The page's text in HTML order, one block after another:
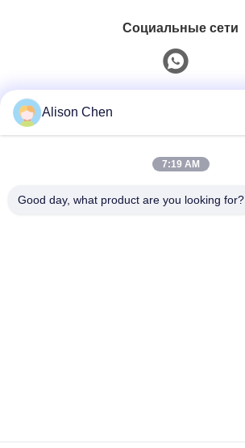
Социальные сети
0086-20-82505003
Alison Chen
7:19 AM
Good day, what product are you looking for?